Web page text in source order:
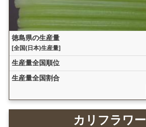
徳島県の生産量
[全国(日本)生産量]
生産量全国順位
生産量全国割合
カリフラワー